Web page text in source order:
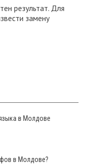
результат. Для
замену
в Молдове
в Молдове?